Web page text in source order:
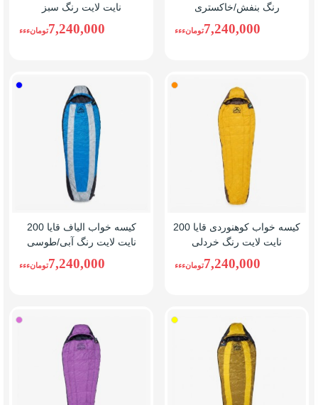
رنگ بنفش/خاکستری
7,240,000تومانءءء
نایت لایت رنگ سبز
7,240,000تومانءءء
خردلی
کیسه خواب کوهنوردی قایا 200
نایت لایت رنگ خردلی
7,240,000تومانءءء
کیسه خواب الیاف قایا 200
نایت لایت رنگ آبی/طوسی
7,240,000تومانءءء
سبز
بنفش